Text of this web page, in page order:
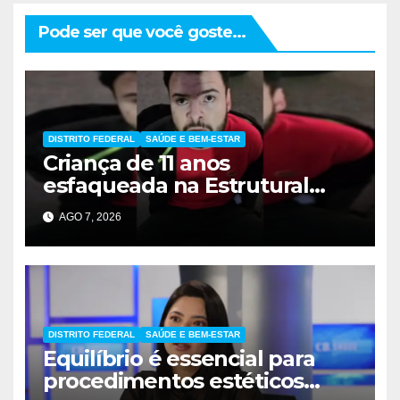
Pode ser que você goste...
DISTRITO FEDERAL SAÚDE E BEM-ESTAR
Criança de 11 anos
esfaqueada na Estrutural
apresenta melhora
significativa
AGO 7, 2026
DISTRITO FEDERAL SAÚDE E BEM-ESTAR
Equilíbrio é essencial para
procedimentos estéticos